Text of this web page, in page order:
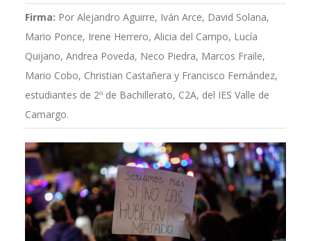
Firma: Por Alejandro Aguirre, Iván Arce, David Solana,
Mario Ponce, Irene Herrero, Alicia del Campo, Lucía
Quijano, Andrea Poveda, Neco Piedra, Marcos Fraile,
Mario Cobo, Christian Castañera y Francisco Fernández,
estudiantes de 2º de Bachillerato, C2A, del IES Valle de
Camargo.
Ver
imagen
más
grande